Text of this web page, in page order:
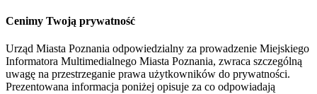
Cenimy Twoją prywatność
Urząd Miasta Poznania odpowiedzialny za prowadzenie Miejskiego
Informatora Multimedialnego Miasta Poznania, zwraca szczególną
uwagę na przestrzeganie prawa użytkowników do prywatności.
Prezentowana informacja poniżej opisuje za co odpowiadają